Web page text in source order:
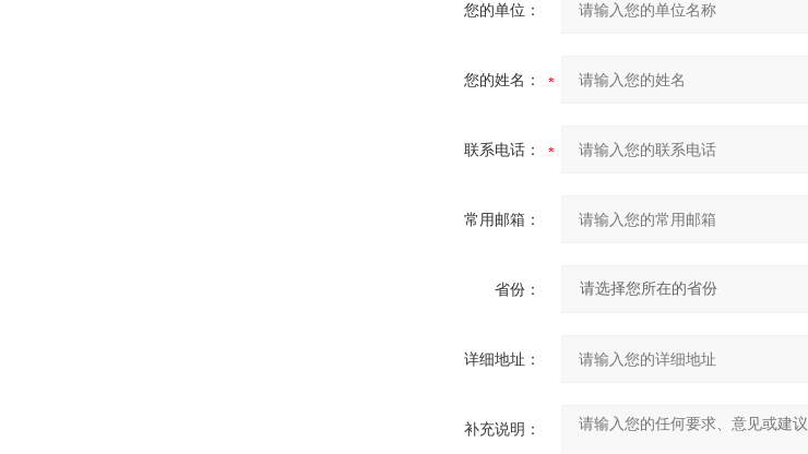
您的单位：
您的姓名：
联系电话：
常用邮箱：
省份：
详细地址：
补充说明：